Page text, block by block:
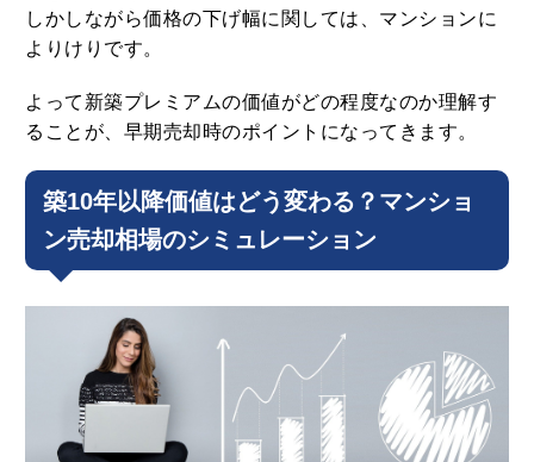
しかしながら価格の下げ幅に関しては、マンションに
よりけりです。
よって新築プレミアムの価値がどの程度なのか理解す
ることが、早期売却時のポイントになってきます。
築10年以降価値はどう変わる？マンショ
ン売却相場のシミュレーション